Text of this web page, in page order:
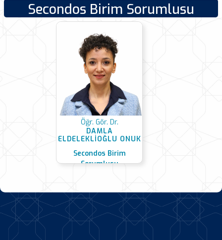
Secondos Birim Sorumlusu
Öğr. Gör. Dr.
DAMLA
ELDELEKLİOĞLU ONUK
Secondos Birim
Sorumlusu